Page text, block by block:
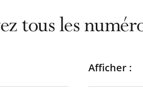
tous les
Afficher :